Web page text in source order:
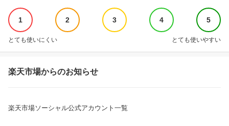
1 2 3 4 5
とても使いにくい とても使いやすい
楽天市場からのお知らせ
楽天市場ソーシャル公式アカウント一覧